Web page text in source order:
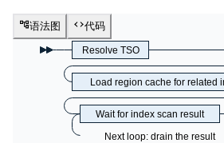
语法图 代码
Resolve TSO
Load region cache for related
Wait for index scan result
Next loop: drain the result